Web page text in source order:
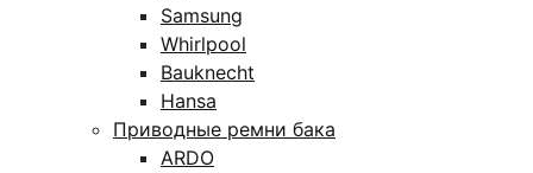
Samsung
Whirlpool
Bauknecht
Hansa
Приводные ремни бака
ARDO